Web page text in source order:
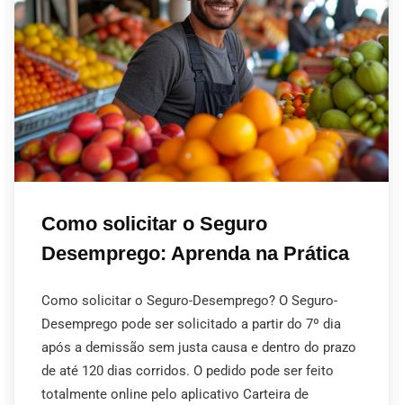
Como solicitar o Seguro
Desemprego: Aprenda na Prática
Como solicitar o Seguro-Desemprego? O Seguro-
Desemprego pode ser solicitado a partir do 7º dia
após a demissão sem justa causa e dentro do prazo
de até 120 dias corridos. O pedido pode ser feito
totalmente online pelo aplicativo Carteira de